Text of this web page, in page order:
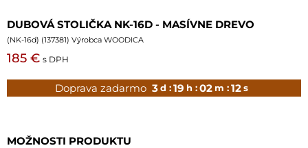
DUBOVÁ STOLIČKA NK-16D - MASÍVNE DREVO
(NK-16d) (137381) Výrobca WOODICA
185 € s DPH
Doprava zadarmo 3d :19 h :02 m :10 s
MOŽNOSTI PRODUKTU